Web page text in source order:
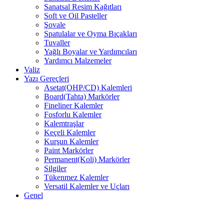
Sanatsal Resim Kağıtları
Soft ve Oil Pasteller
Şovale
Spatulalar ve Oyma Bıçakları
Tuvaller
Yağlı Boyalar ve Yardımcıları
Yardımcı Malzemeler
Valiz
Yazı Gereçleri
Asetat(OHP/CD) Kalemleri
Board(Tahta) Markörler
Fineliner Kalemler
Fosforlu Kalemler
Kalemtraşlar
Keçeli Kalemler
Kurşun Kalemler
Paint Markörler
Permanent(Koli) Markörler
Silgiler
Tükenmez Kalemler
Versatil Kalemler ve Uçları
Genel